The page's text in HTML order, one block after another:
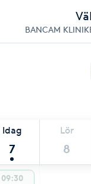
BANCAM
Idag
7
Lör
8
09:30